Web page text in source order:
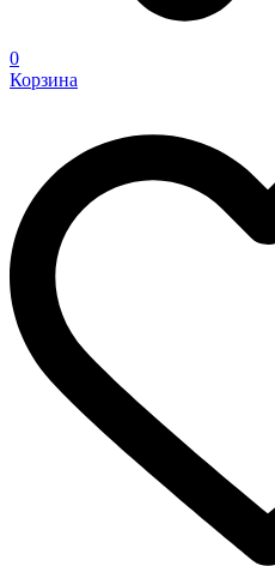
0
Корзина